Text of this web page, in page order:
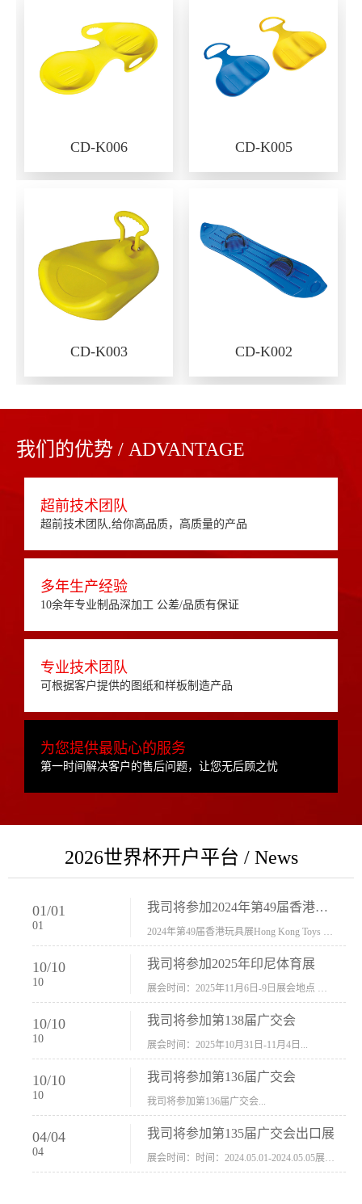
CD-K006 CD-K005
CD-K003 CD-K002
我们的优势 / ADVANTAGE
超前技术团队
超前技术团队,给你高品质，高质量的产品
多年生产经验
10余年专业制品深加工 公差/品质有保证
专业技术团队
可根据客户提供的图纸和样板制造产品
为您提供最贴心的服务
第一时间解决客户的售后问题，让您无后顾之忧
2026世界杯开户平台 / News
01/01
01
我司将参加2024年第49届香港玩具展Hong Kong Toys & Games Fair 欢迎新···
10/10
10
我司将参加2025年印尼体育展
10/10
10
我司将参加第138届广交会
展会时间：2025年10月31日-11月4日...
10/10
10
我司将参加第136届广交会
我司将参加第136届广交会...
04/04
04
我司将参加第135届广交会出口展
展会时间：时间：2024.05.01-2024.05.05展会地址：中国进出口商品交易会展馆福建康莱宝公司展位号12.1G37-38、H11-12，浙江康莱宝展位号17.1B23-24、C19-20...